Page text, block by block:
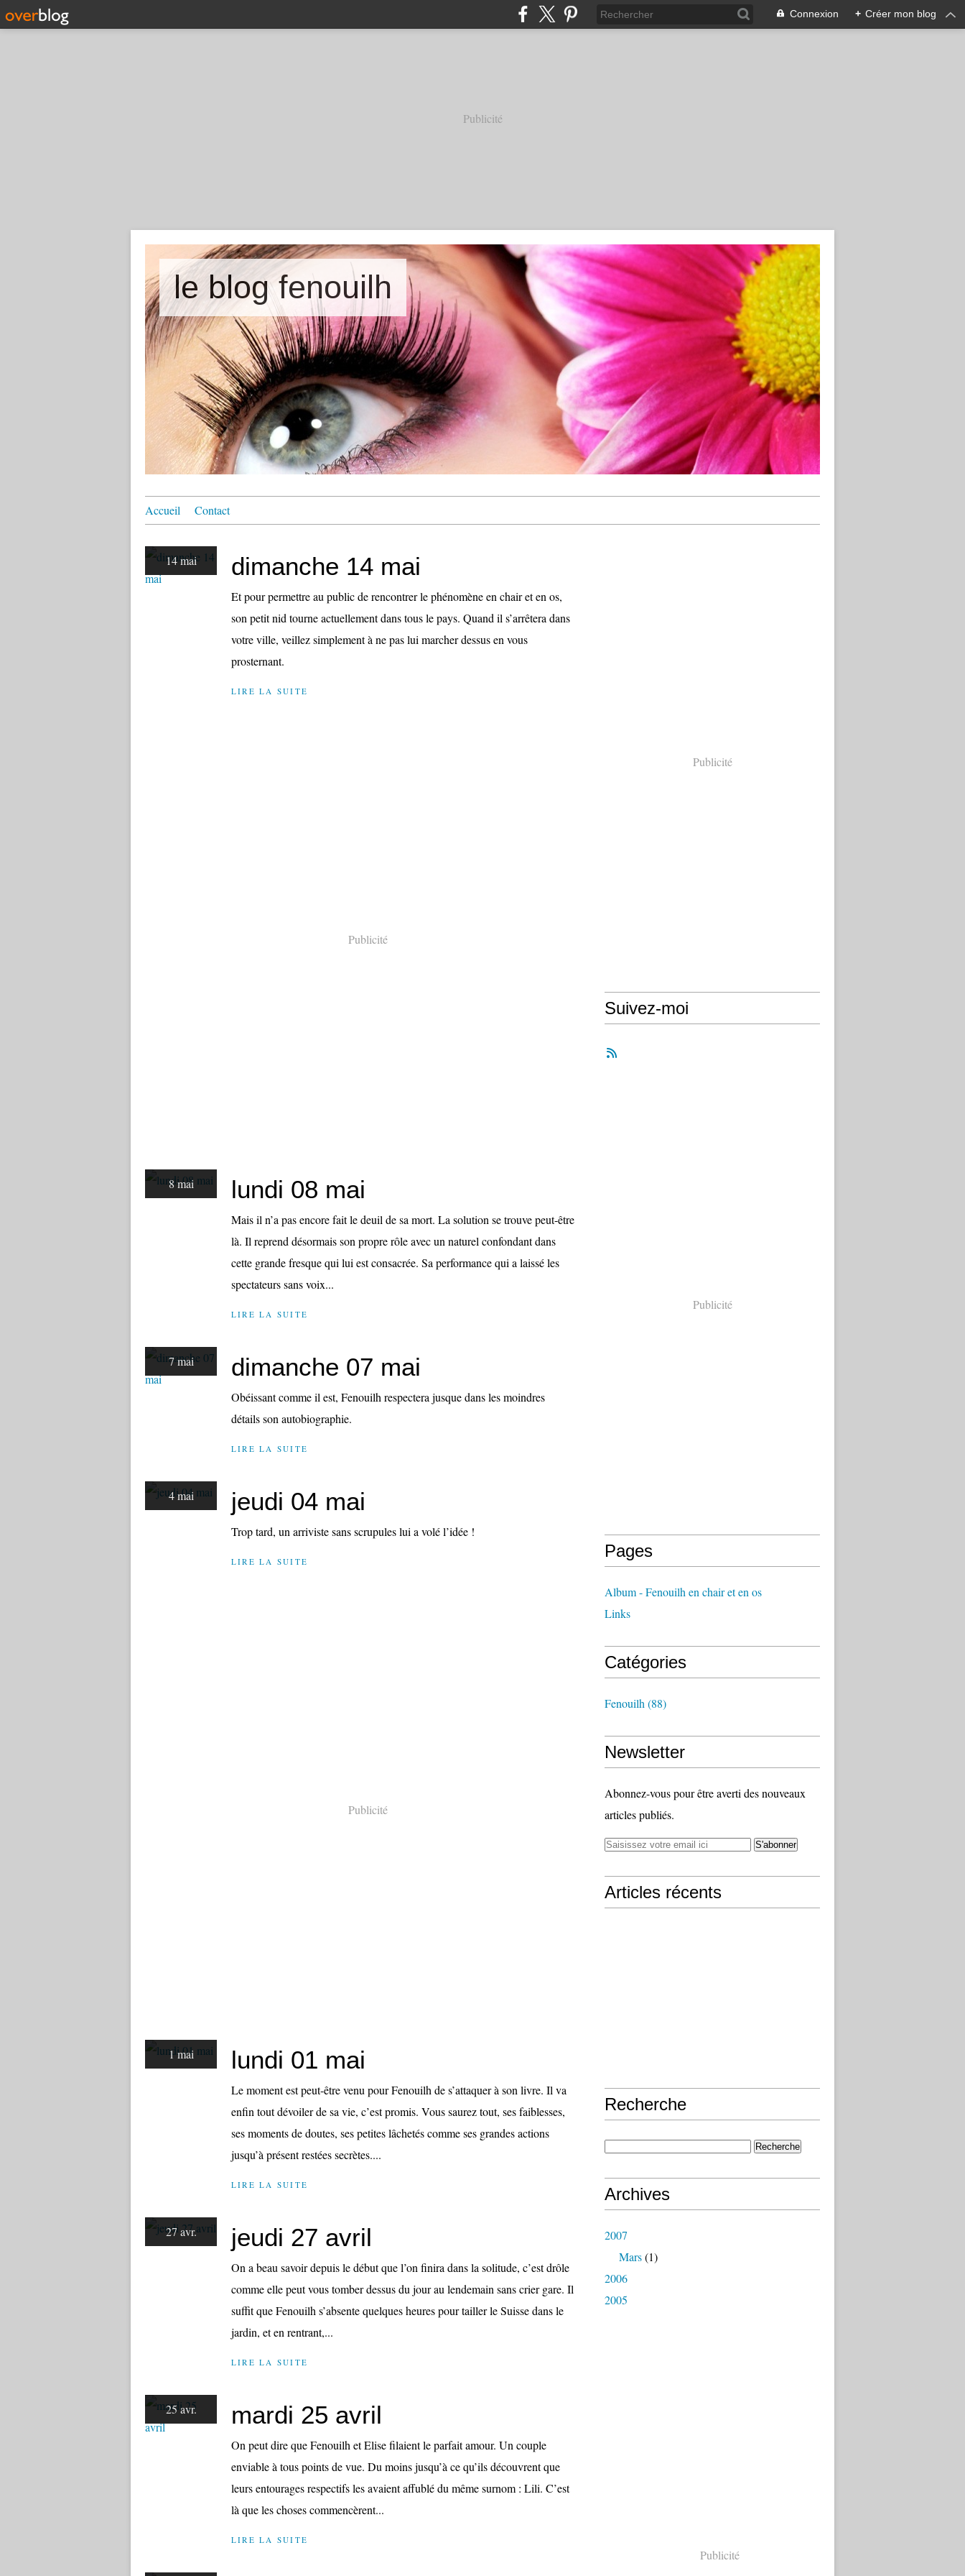
Connexion + Créer mon blog
Publicité
le blog fenouilh
Accueil Contact
14 mai dimanche 14 mai
Et pour permettre au public de rencontrer le phénomène en chair et en os,
son petit nid tourne actuellement dans tous le pays. Quand il s’arrêtera dans
votre ville, veillez simplement à ne pas lui marcher dessus en vous
prosternant.
LIRE LA SUITE
Publicité
8 mai lundi 08 mai
Mais il n’a pas encore fait le deuil de sa mort. La solution se trouve peut-être
là. Il reprend désormais son propre rôle avec un naturel confondant dans
cette grande fresque qui lui est consacrée. Sa performance qui a laissé les
spectateurs sans voix...
LIRE LA SUITE
7 mai dimanche 07 mai
Obéissant comme il est, Fenouilh respectera jusque dans les moindres
détails son autobiographie.
LIRE LA SUITE
4 mai jeudi 04 mai
Trop tard, un arriviste sans scrupules lui a volé l’idée !
LIRE LA SUITE
Publicité
1 mai lundi 01 mai
Le moment est peut-être venu pour Fenouilh de s’attaquer à son livre. Il va
enfin tout dévoiler de sa vie, c’est promis. Vous saurez tout, ses faiblesses,
ses moments de doutes, ses petites lâchetés comme ses grandes actions
jusqu’à présent restées secrètes....
LIRE LA SUITE
27 avr. jeudi 27 avril
On a beau savoir depuis le début que l’on finira dans la solitude, c’est drôle
comme elle peut vous tomber dessus du jour au lendemain sans crier gare. Il
suffit que Fenouilh s’absente quelques heures pour tailler le Suisse dans le
jardin, et en rentrant,...
LIRE LA SUITE
25 avr. mardi 25 avril
On peut dire que Fenouilh et Elise filaient le parfait amour. Un couple
enviable à tous points de vue. Du moins jusqu’à ce qu’ils découvrent que
leurs entourages respectifs les avaient affublé du même surnom : Lili. C’est
là que les choses commencèrent...
LIRE LA SUITE
Publicité
Suivez-moi
Publicité
Pages
Album - Fenouilh en chair et en os
Links
Catégories
Fenouilh (88)
Newsletter
Abonnez-vous pour être averti des nouveaux
articles publiés.
Articles récents
Recherche
Archives
2007
Mars(1)
2006
2005
Publicité